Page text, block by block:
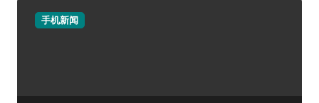
手机新闻